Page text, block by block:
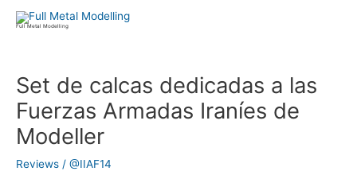
Full Metal Modelling
Set de calcas dedicadas a las
Fuerzas Armadas Iraníes de
Modeller
Reviews / @IIAF14
de
entradas